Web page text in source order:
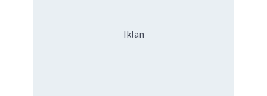
Iklan